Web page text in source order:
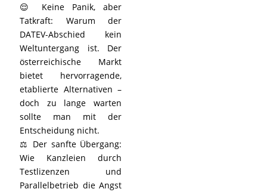
😌 Keine Panik, aber
Tatkraft: Warum der
DATEV-Abschied kein
Weltuntergang ist. Der
österreichische Markt
bietet hervorragende,
etablierte Alternativen –
doch zu lange warten
sollte man mit der
Entscheidung nicht.
⚖️ Der sanfte Übergang:
Wie Kanzleien durch
Testlizenzen und
Parallelbetrieb die Angst